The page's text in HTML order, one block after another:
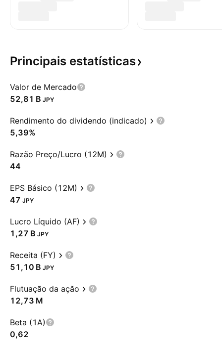
Principais estatísticas
Valor de Mercado
‪52,81 B‬ JPY
Rendimento do dividendo (indicado)
5,39%
Razão Preço/Lucro (12M)
44
EPS Básico (12M)
47 JPY
Lucro Líquido (AF)
‪1,27 B‬ JPY
Receita (FY)
‪51,10 B‬ JPY
Flutuação da ação
‪12,73 M‬
Beta (1A)
0,62